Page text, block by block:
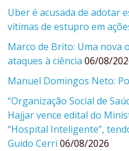
Uber é acusada de adotar
vítimas de estupro em
Marco de Brito: Uma nova
ataques à ciência 06/08/
Manuel Domingos Neto:
“Organização Social de
Hajjar vence edital do
“Hospital Inteligente”,
Guido Cerri 06/08/2026